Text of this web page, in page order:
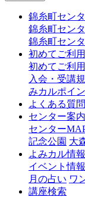
錦糸町セン
錦糸町セン
錦糸町セン
初めてご利
初めてご利
入会・受講
みカルポイ
よくある質問
センター案内
センター
記念公園 大
よみカル情報
イベント情報
月の占い ワ
講座検索